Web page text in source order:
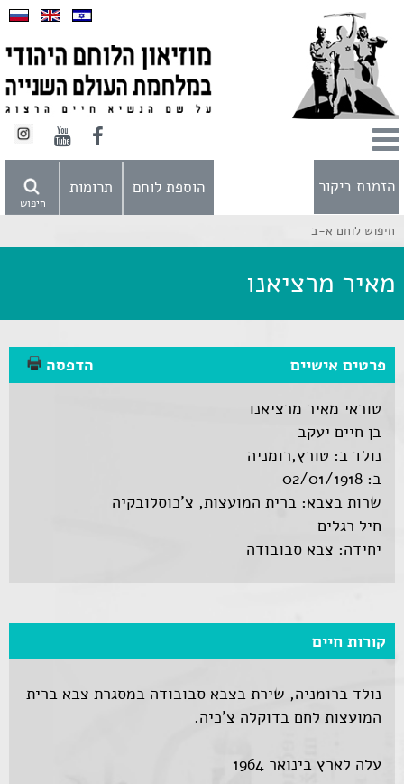
הזמנת ביקור
חיפוש
הוספת לוחם תרומות
חיפוש לוחם א-ב
מאיר מרציאנו
פרטים אישיים
הדפסה
טוראי מאיר מרציאנו
בן חיים יעקב
נולד ב: טורץ,רומניה
ב: 02/01/1918
שרות בצבא: ברית המועצות, צ'כוסלובקיה
חיל רגלים
יחידה: צבא סבובודה
קורות חיים
נולד ברומניה, שירת בצבא סבובודה במסגרת צבא ברית
המועצות לחם בדוקלה צ'כיה.
עלה לארץ בינואר 1964